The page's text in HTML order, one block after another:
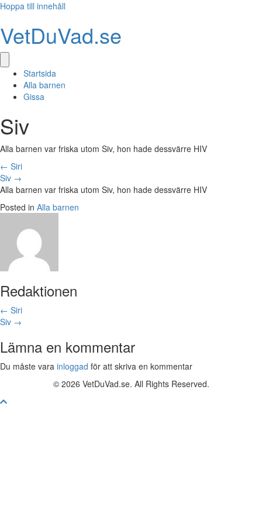
Hoppa till innehåll
VetDuVad.se
Startsida
Alla barnen
Gissa
Siv
Alla barnen var friska utom Siv, hon hade dessvärre HIV
Posts
navigation
← Siri
Siv →
Alla barnen var friska utom Siv, hon hade dessvärre HIV
Posted in Alla barnen
Redaktionen
Posts
navigation
← Siri
Siv →
Lämna en kommentar
Du måste vara inloggad för att skriva en kommentar
© 2026 VetDuVad.se. All Rights Reserved.
Skrolla